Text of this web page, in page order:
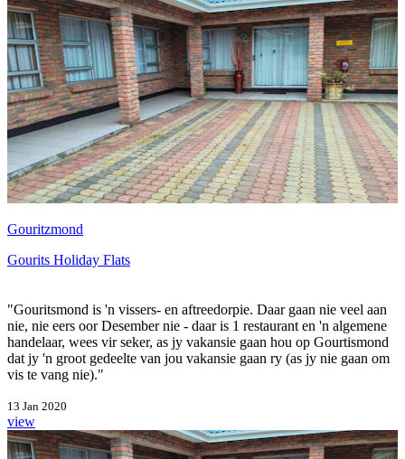
Gouritzmond
Gourits Holiday Flats
"Gouritsmond is 'n vissers- en aftreedorpie. Daar gaan nie veel aan
nie, nie eers oor Desember nie - daar is 1 restaurant en 'n algemene
handelaar, wees vir seker, as jy vakansie gaan hou op Gourtismond
dat jy 'n groot gedeelte van jou vakansie gaan ry (as jy nie gaan om
vis te vang nie)."
13 Jan 2020
view